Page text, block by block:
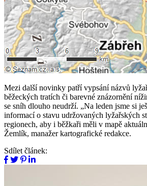
Mezi další novinky patří vypsání názvů
běžeckých tratích či barevné znázornění
se sníh dlouho neudrží. „Na leden jsme si
informací o stavu udržovaných lyžařských
regionech, aby i běžkaři měli v mapě
Žemlík, manažer kartografické redakce.
Sdílet článek: